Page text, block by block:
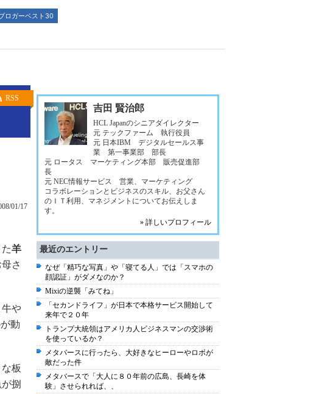
ロガーベスト30
RSS
01/17
羊
さ
や
動
板
捌
吉田 賢治郎
HCL Japanのシニアダイレクター
元 テックファーム 執行役員
元 日本IBM デジタルセールス事
業 第一事業部 部長
元 ロータス マーケティング本部 販売促進部
長
元 NEC情報サービス 営業、マーケティング
コラボレーションとビジネスのスキル、お父さん
のＩＴ利用、マネジメントについてお伝えしま
す。
» 詳しいプロフィール
最近のエントリー
なぜ「精巧な写真」や「寝てる人」では「スマホの
顔認証」がダメなのか？
Mixiの逆襲「みてね」
「セカンドライフ」が日本で本格サービス開始して
来年で２０年
トランプ大統領はアメリカ人ビジネスマンの交渉術
を使っているか？
メタバースに行ったら、大好きなヒーローやロボが
敵だった件
メタバースで「大人に８０年前の広島、長崎を体
験」させられれば、、